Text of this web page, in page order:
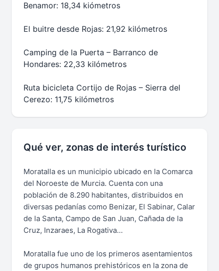
Benamor: 18,34 kiómetros
El buitre desde Rojas: 21,92 kilómetros
Camping de la Puerta – Barranco de
Hondares: 22,33 kilómetros
Ruta bicicleta Cortijo de Rojas – Sierra del
Cerezo: 11,75 kilómetros
Qué ver, zonas de interés turístico
Moratalla es un municipio ubicado en la Comarca
del Noroeste de Murcia. Cuenta con una
población de 8.290 habitantes, distribuidos en
diversas pedanías como Benizar, El Sabinar, Calar
de la Santa, Campo de San Juan, Cañada de la
Cruz, Inzaraes, La Rogativa…
Moratalla fue uno de los primeros asentamientos
de grupos humanos prehistóricos en la zona de